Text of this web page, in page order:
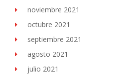
noviembre 2021
octubre 2021
septiembre 2021
agosto 2021
julio 2021